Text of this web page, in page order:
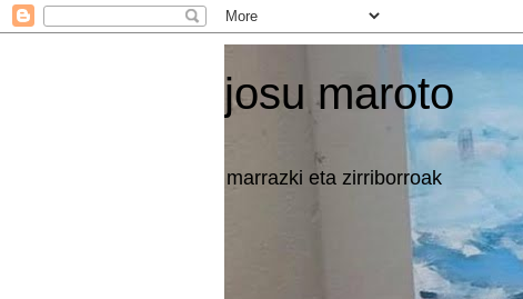
josu maroto
marrazki eta zirriborroak